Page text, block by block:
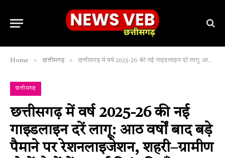
Home » छत्तीसगढ़ » छत्तीसगढ़ में वर्ष 2025-26 की नई गाइडलाइन दरें लागू: आठ वर्षों बाद बड़े पैमाने पर रेशनलाइजेशन, शहरी–ग्रामीण दोनों क्षेत्रों में दूर हुई विसंगतियाँ।
छत्तीसगढ़
छत्तीसगढ़ में वर्ष 2025-26 की नई
गाइडलाइन दरें लागू: आठ वर्षों बाद बड़े
पैमाने पर रेशनलाइजेशन, शहरी–ग्रामीण